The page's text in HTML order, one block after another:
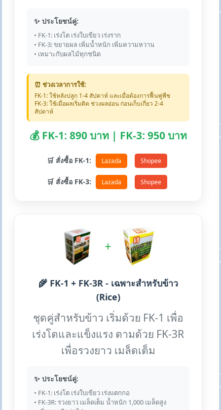
✨ ประโยชน์คู่:
• FK-1: เร่งโต เร่งใบเขียว เร่งราก
• FK-3: ขยายผล เพิ่มน้ำหนัก เพิ่มความหวาน
• เหมาะกับผลไม้ทุกชนิด
⏰ ช่วงเวลาการใช้:
FK-1: ใช้หลังปลูก 1-4 สัปดาห์ และเมื่อต้องการฟื้นฟูพืช
FK-3: ใช้เมื่อผลเริ่มติด ช่วงผลอ่อน ก่อนเก็บเกี่ยว 2-4
สัปดาห์
💰 FK-1: 890 บาท | FK-3: 950 บาท
🛒 สั่งซื้อ FK-1: Lazada Shopee
🛒 สั่งซื้อ FK-3: Lazada Shopee
+
🌾 FK-1 + FK-3R - เฉพาะสำหรับข้าว
(Rice)
ชุดคู่สำหรับข้าว เริ่มด้วย FK-1 เพื่อ
เร่งโตและแข็งแรง ตามด้วย FK-3R
เพื่อรวงยาว เมล็ดเต็ม
✨ ประโยชน์คู่:
• FK-1: เร่งโต เร่งใบเขียว เร่งแตกกอ
• FK-3R: รวงยาว เมล็ดเต็ม น้ำหนัก 1,000 เมล็ดสูง